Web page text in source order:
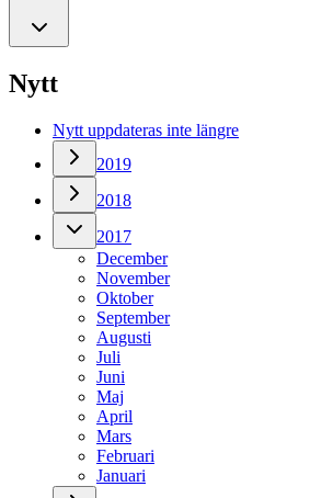
Nytt
Nytt uppdateras inte längre
2019
2018
2017
December
November
Oktober
September
Augusti
Juli
Juni
Maj
April
Mars
Februari
Januari